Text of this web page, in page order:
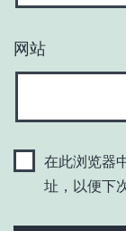
网站
在此浏览器
址，以便下